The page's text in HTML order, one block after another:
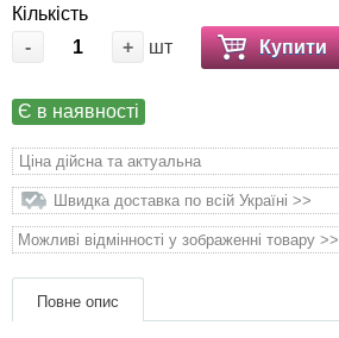
Кількість
-
+ шт Купити
Є в наявності
Ціна дійсна та актуальна
Швидка доставка по всій Україні >>
Можливі відмінності у зображенні товару >>
Повне опис
Подарункові сертифікати
Товари для голубів
Товари для гризунів
Товари для коней
Товари для людей